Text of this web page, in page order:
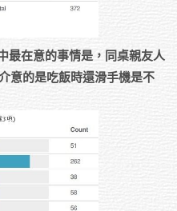
最在意的事情是，同桌親友人
意的是吃飯時還滑手機是不